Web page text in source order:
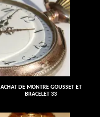
ACHAT DE MONTRE GOUSSET ET
BRACELET 33